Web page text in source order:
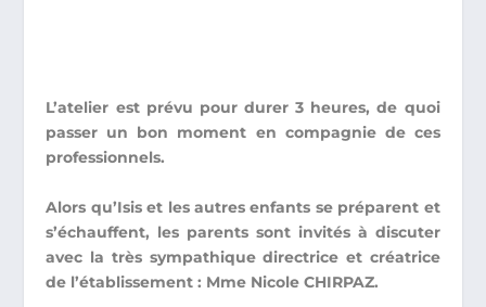
L’atelier est prévu pour durer 3 heures, de quoi
passer un bon moment en compagnie de ces
professionnels.
Alors qu’Isis et les autres enfants se préparent et
s’échauffent, les parents sont invités à discuter
avec la très sympathique directrice et créatrice
de l’établissement : Mme Nicole CHIRPAZ.